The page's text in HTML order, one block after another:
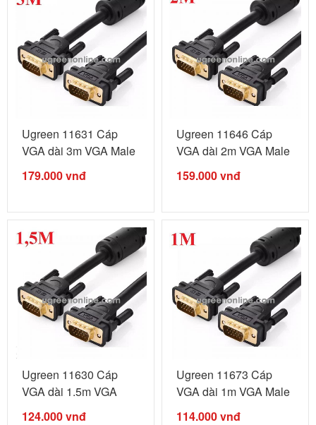
Ugreen 11631 Cáp
VGA dài 3m VGA Male
to Male ...
179.000vnđ
Ugreen 11646 Cáp
VGA dài 2m VGA Male
to Male ...
159.000vnđ
Ugreen 11630 Cáp
VGA dài 1.5m VGA
Male to Male ...
124.000vnđ
Ugreen 11673 Cáp
VGA dài 1m VGA Male
to Male ...
114.000vnđ